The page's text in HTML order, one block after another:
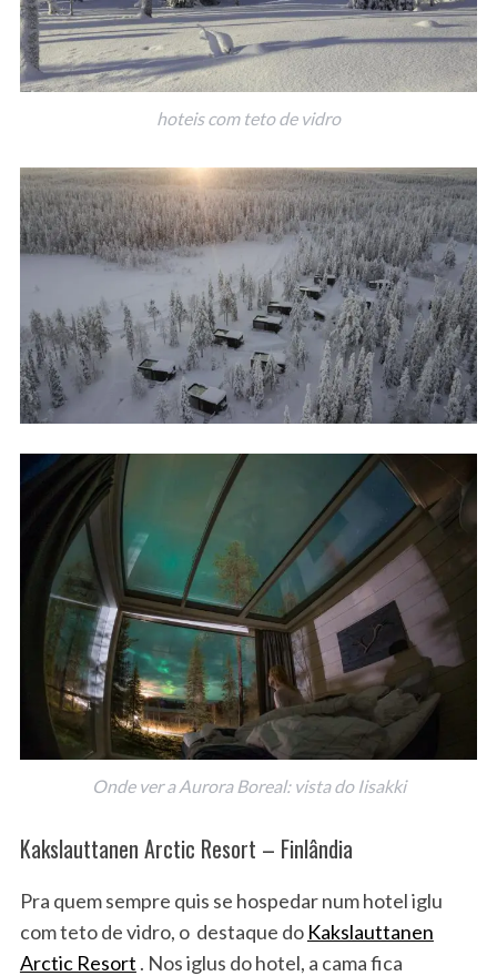
hoteis com teto de vidro
Onde ver a Aurora Boreal: vista do Iisakki
Kakslauttanen Arctic Resort – Finlândia
Pra quem sempre quis se hospedar num hotel iglu
com teto de vidro, o destaque do Kakslauttanen
Arctic Resort . Nos iglus do hotel, a cama fica